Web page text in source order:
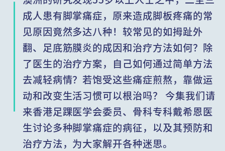
成人患有脚掌痛症，原来造成脚板疼痛的常
见原因竟然多达八种！较常见的如拇趾外
翻、足底筋膜炎的成因和治疗方法如何？除
了医生的治疗方案，自己如何通过简单方法
去减轻病情？若饱受这些痛症煎熬，靠做运
动和改变生活习惯可以根治吗？ 今集我们请
来香港足踝医学会委员、骨科专科戴希恩医
生讨论多种脚掌痛症的病征，以及其预防和
治疗方法，为大家解开各种迷思。